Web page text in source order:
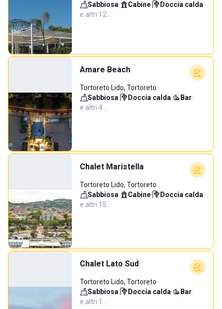
Sabbiosa· Cabine· Doccia calda·
e altri 12…
Amare Beach
Tortoreto Lido, Tortoreto
Sabbiosa· Doccia calda· Bar·
e altri 4…
Chalet Maristella
Tortoreto Lido, Tortoreto
Sabbiosa· Cabine· Doccia calda·
e altri 15…
Chalet Lato Sud
Tortoreto Lido, Tortoreto
Sabbiosa· Doccia calda· Bar·
e altri 1…